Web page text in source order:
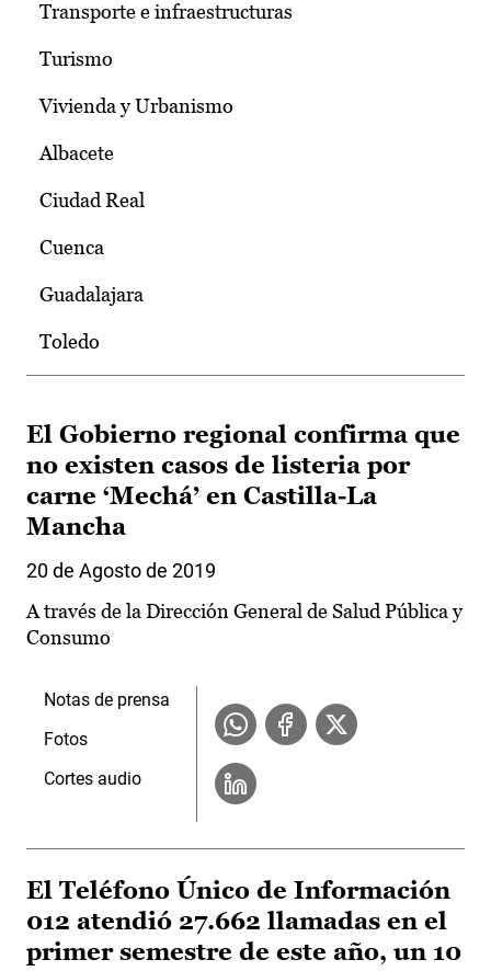
Transporte e infraestructuras
Turismo
Vivienda y Urbanismo
Albacete
Ciudad Real
Cuenca
Guadalajara
Toledo
El Gobierno regional confirma que
no existen casos de listeria por
carne ‘Mechá’ en Castilla-La
Mancha
20 de Agosto de 2019
A través de la Dirección General de Salud Pública y
Consumo
Notas de prensa
Fotos
Cortes audio
El Teléfono Único de Información
012 atendió 27.662 llamadas en el
primer semestre de este año, un 10